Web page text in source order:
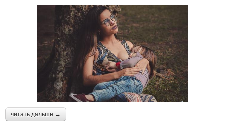
читать дальше →